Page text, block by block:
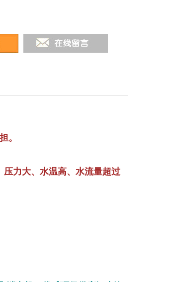
。
力大、水温高、水流量超过